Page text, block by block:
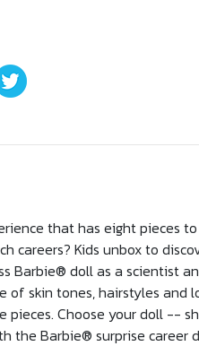
that has eight pieces
Kids unbox to
Barbie® doll as a scientist
skin tones, hairstyles
Choose your doll --
the Barbie® surprise career